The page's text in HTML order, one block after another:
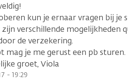
kun je ernaar vragen bij
verschillende mogelijkheden
de verzekering.
mag je me gerust een pb sturen.
groet, Viola
- 19:29